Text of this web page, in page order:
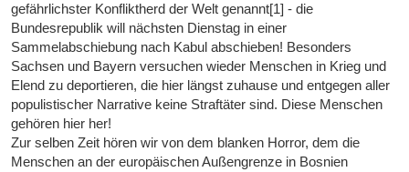
gefährlichster Konfliktherd der Welt genannt[1] - die
Bundesrepublik will nächsten Dienstag in einer
Sammelabschiebung nach Kabul abschieben! Besonders
Sachsen und Bayern versuchen wieder Menschen in Krieg und
Elend zu deportieren, die hier längst zuhause und entgegen aller
populistischer Narrative keine Straftäter sind. Diese Menschen
gehören hier her!
Zur selben Zeit hören wir von dem blanken Horror, dem die
Menschen an der europäischen Außengrenze in Bosnien